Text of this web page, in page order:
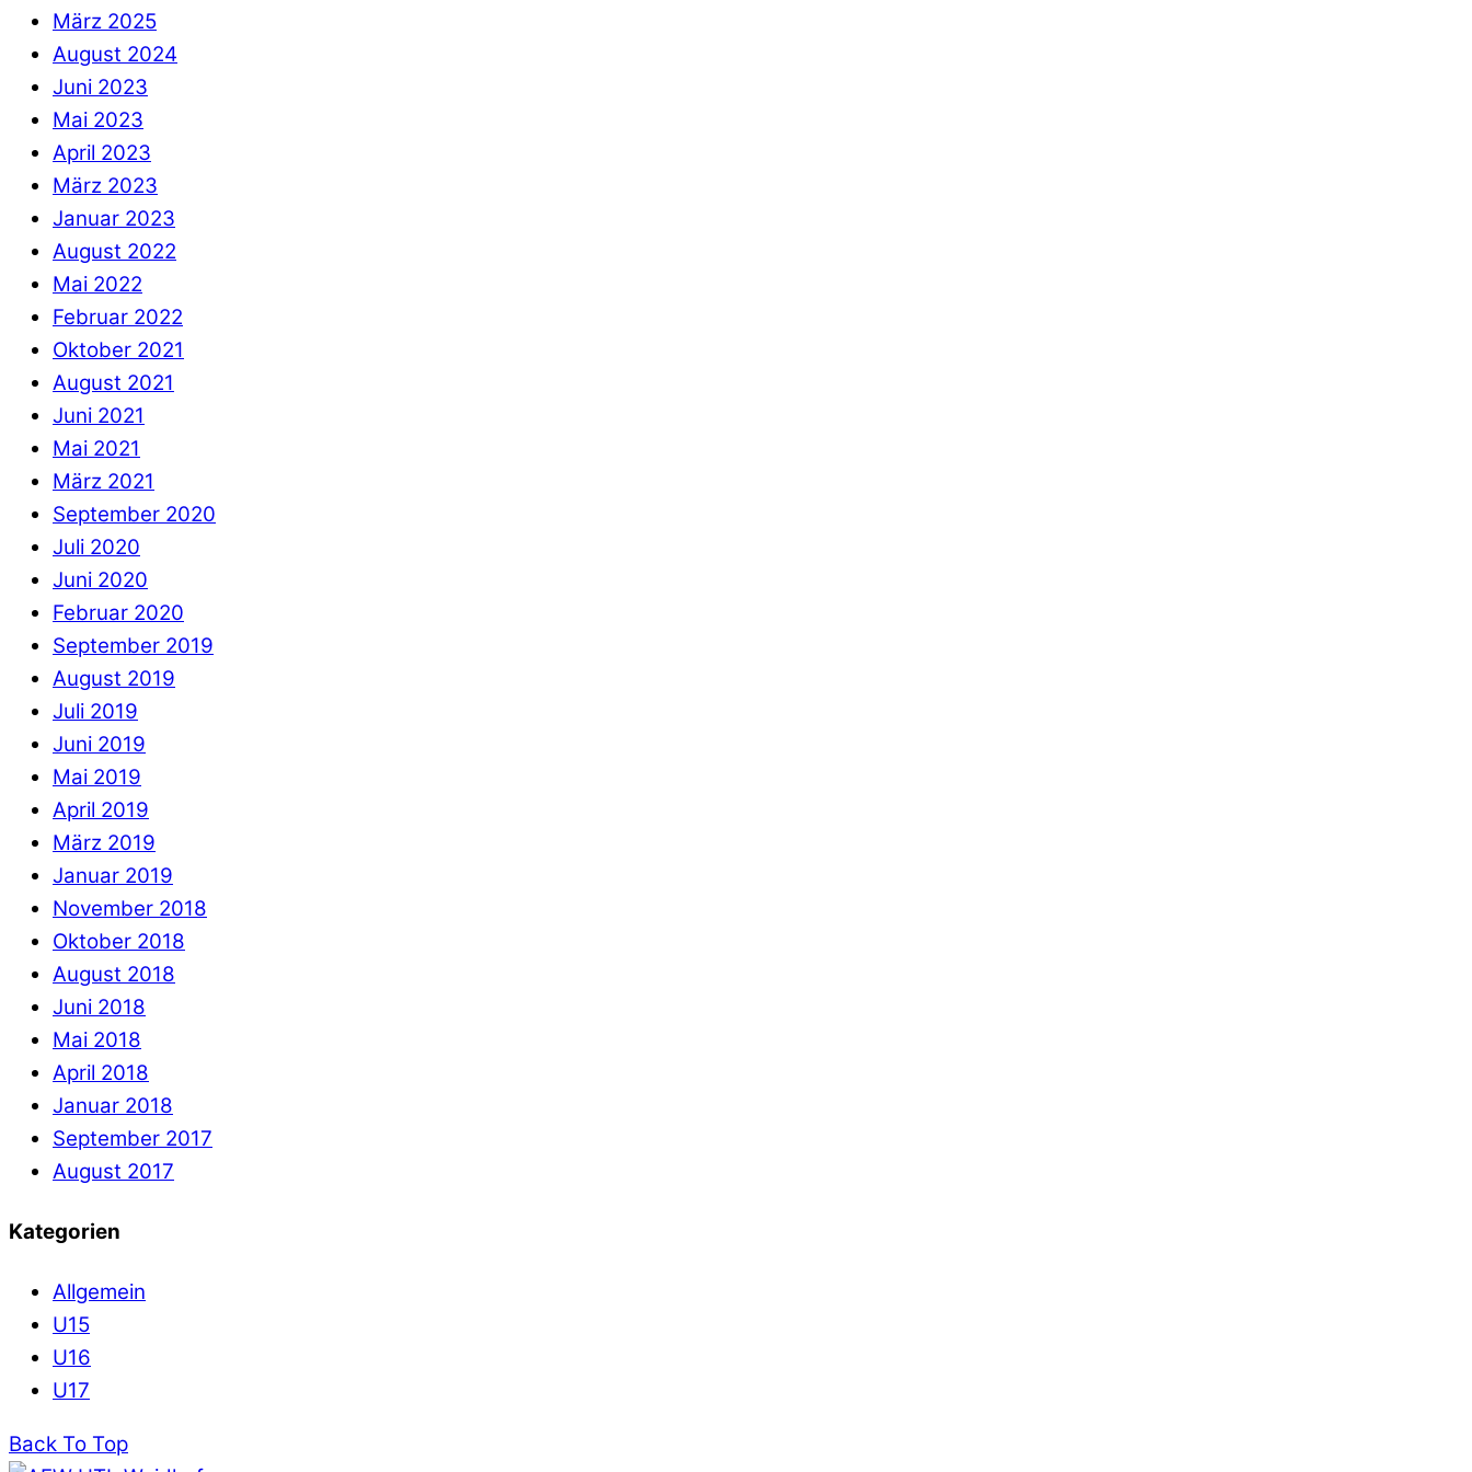
März 2025
August 2024
Juni 2023
Mai 2023
April 2023
März 2023
Januar 2023
August 2022
Mai 2022
Februar 2022
Oktober 2021
August 2021
Juni 2021
Mai 2021
März 2021
September 2020
Juli 2020
Juni 2020
Februar 2020
September 2019
August 2019
Juli 2019
Juni 2019
Mai 2019
April 2019
März 2019
Januar 2019
November 2018
Oktober 2018
August 2018
Juni 2018
Mai 2018
April 2018
Januar 2018
September 2017
August 2017
Kategorien
Allgemein
U15
U16
U17
Back To Top